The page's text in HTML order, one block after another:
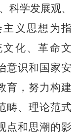
科学发展观、
义思想为指
化、革命文
意识和国家安
育，努力构建
畴、理论范式
点和思潮的影